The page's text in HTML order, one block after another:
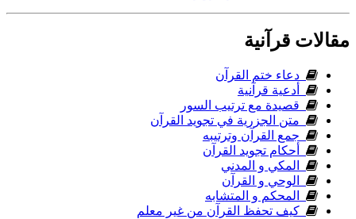
مقالات قرآنية
دعاء ختم القرآن
أدعية قرآنية
قصيدة مع ترتيب السور
متن الجزرية في تجويد القرآن
جمع القرآن وترتيبه
أحكام تجويد القرآن
المكي و المدني
الوحي و القرآن
المحكم و المتشابه
كيف تحفظ القرآن من غير معلم